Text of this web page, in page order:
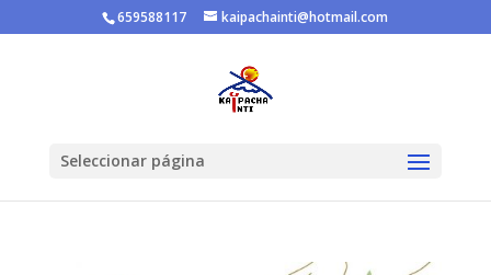
659588117 kaipachainti@hotmail.com
Seleccionar página